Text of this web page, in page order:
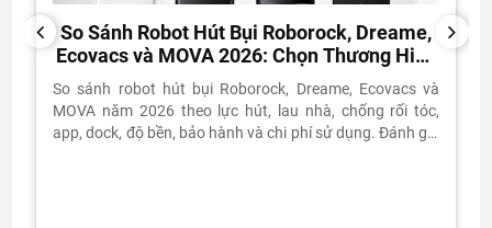
PREVIOUS
So Sánh Robot Hút Bụi Roborock, Dreame,
Ecovacs và MOVA 2026: Chọn Thương Hiệu
Nào?
So sánh robot hút bụi Roborock, Dreame, Ecovacs và
MOVA năm 2026 theo lực hút, lau nhà, chống rối tóc,
app, dock, độ bền, bảo hành và chi phí sử dụng. Đánh giá
NEXT